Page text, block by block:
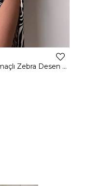
İnce Askılı Önden Yırtmaçlı Zebra Desen Citlali Kadın Renkli Elbise 22Y000068